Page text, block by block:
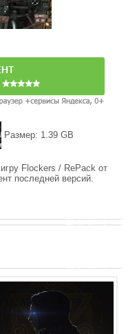
Размер: 1.39 GB
Flockers / RePack от
последней версий.